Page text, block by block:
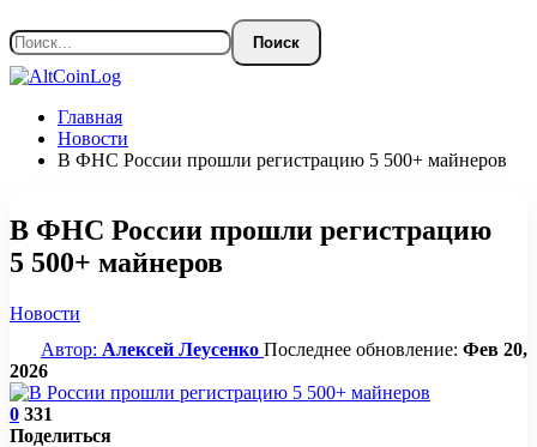
Главная
Новости
В ФНС России прошли регистрацию 5 500+ майнеров
В ФНС России прошли регистрацию
5 500+ майнеров
Новости
Автор: Алексей Леусенко Последнее обновление: Фев 20,
2026
0 331
Поделиться